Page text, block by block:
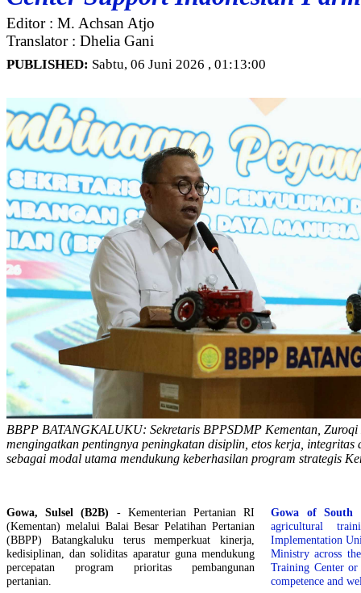
Editor : M. Achsan Atjo
Translator : Dhelia Gani
PUBLISHED: Sabtu, 06 Juni 2026 , 01:13:00
BBPP BATANGKALUKU: Sekretaris BPPSDMP Kementan,
mengingatkan pentingnya peningkatan disiplin, etos kerja, integritas
sebagai modal utama mendukung keberhasilan program strategis
Gowa, Sulsel (B2B) - Kementerian Pertanian RI
(Kementan) melalui Balai Besar Pelatihan Pertanian
(BBPP) Batangkaluku terus memperkuat kinerja,
kedisiplinan, dan soliditas aparatur guna mendukung
percepatan program prioritas pembangunan
pertanian.
Gowa of South
agricultural
Implementation
Ministry across
Training Center
competence and